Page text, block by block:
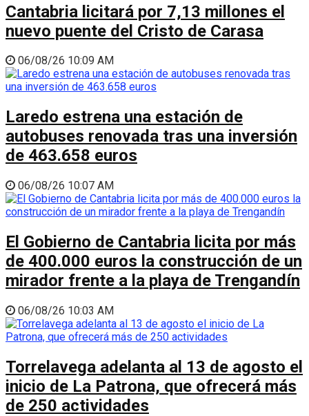
Cantabria licitará por 7,13 millones el
nuevo puente del Cristo de Carasa
06/08/26 10:09 AM
Laredo estrena una estación de
autobuses renovada tras una inversión
de 463.658 euros
06/08/26 10:07 AM
El Gobierno de Cantabria licita por más
de 400.000 euros la construcción de un
mirador frente a la playa de Trengandín
06/08/26 10:03 AM
Torrelavega adelanta al 13 de agosto el
inicio de La Patrona, que ofrecerá más
de 250 actividades